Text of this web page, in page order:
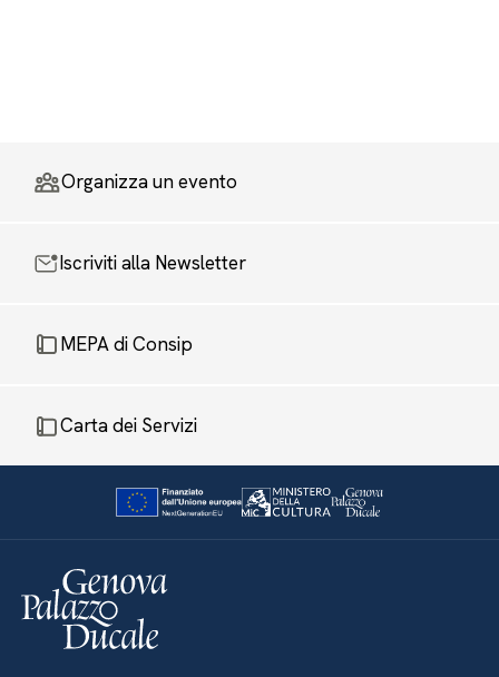
Organizza un evento
Iscriviti alla Newsletter
MEPA di Consip
Carta dei Servizi